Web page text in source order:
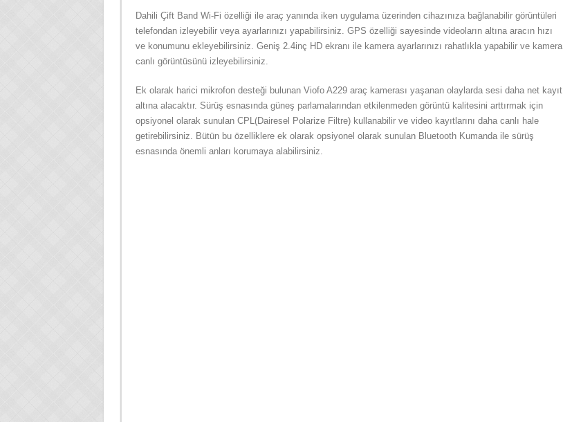
Dahili Çift Band Wi-Fi özelliği ile araç yanında iken uygulama üzerinden cihazınıza bağlanabilir görüntüleri
telefondan izleyebilir veya ayarlarınızı yapabilirsiniz. GPS özelliği sayesinde videoların altına aracın hızı
ve konumunu ekleyebilirsiniz. Geniş 2.4inç HD ekranı ile kamera ayarlarınızı rahatlıkla yapabilir ve kamera
canlı görüntüsünü izleyebilirsiniz.
Ek olarak harici mikrofon desteği bulunan Viofo A229 araç kamerası yaşanan olaylarda sesi daha net kayıt
altına alacaktır. Sürüş esnasında güneş parlamalarından etkilenmeden görüntü kalitesini arttırmak için
opsiyonel olarak sunulan CPL(Dairesel Polarize Filtre) kullanabilir ve video kayıtlarını daha canlı hale
getirebilirsiniz. Bütün bu özelliklere ek olarak opsiyonel olarak sunulan Bluetooth Kumanda ile sürüş
esnasında önemli anları korumaya alabilirsiniz.